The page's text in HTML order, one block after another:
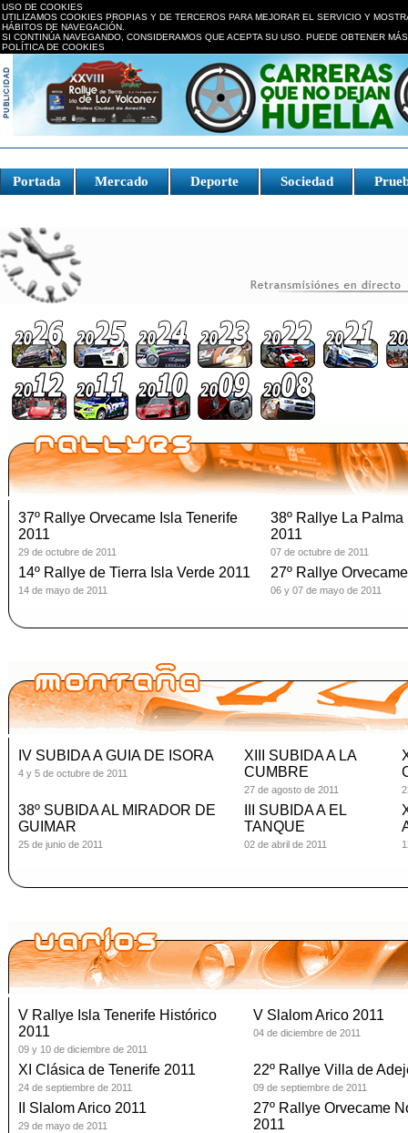
USO DE COOKIES
UTILIZAMOS COOKIES PROPIAS Y DE TERCEROS PARA MEJORAR EL SERVICIO Y
HÁBITOS DE NAVEGACIÓN.
SI CONTINÚA NAVEGANDO, CONSIDERAMOS QUE ACEPTA SU USO. PUEDE OBTENER
POLÍTICA DE COOKIES
replica watches canada
Portada Mercado Deporte Sociedad
37º Rallye Orvecame Isla Tenerife
2011
29 de octubre de 2011
38º Rallye La Palma
2011
07 de octubre de 2011
14º Rallye de Tierra Isla Verde 2011
14 de mayo de 2011
27º Rallye
06 y 07 de mayo de 2011
IV SUBIDA A GUIA DE ISORA
4 y 5 de octubre de 2011
XIII SUBIDA A LA
CUMBRE
27 de agosto de 2011
38º SUBIDA AL MIRADOR DE
GUIMAR
25 de junio de 2011
III SUBIDA A EL
TANQUE
02 de abril de 2011
V Rallye Isla Tenerife Histórico
2011
09 y 10 de diciembre de 2011
V Slalom Arico 2011
04 de diciembre de 2011
XI Clásica de Tenerife 2011
24 de septiembre de 2011
22º Rallye Villa de
09 de septiembre de 2011
II Slalom Arico 2011
29 de mayo de 2011
27º Rallye Orvecame
2011